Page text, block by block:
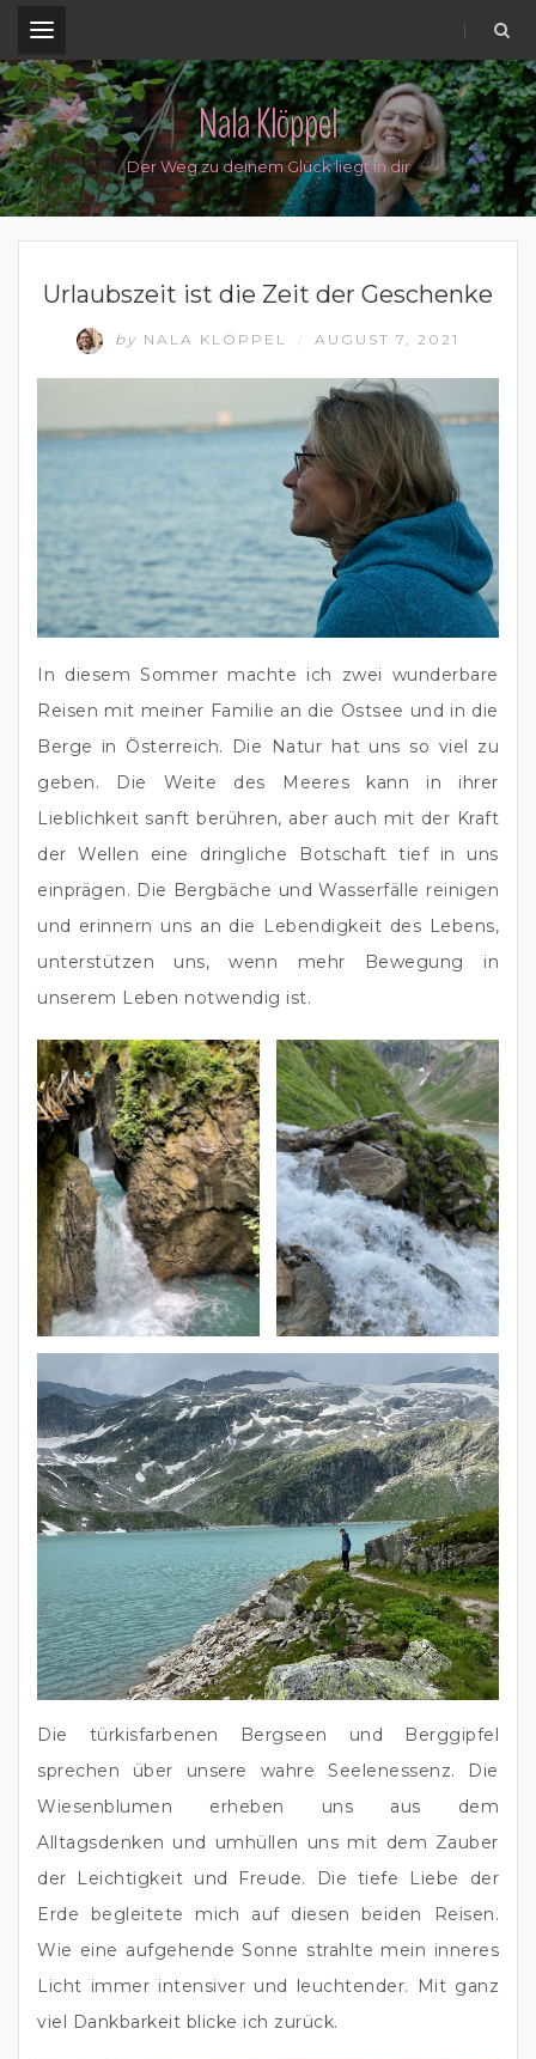
.
Nala Klöppel
Der Weg zu deinem Glück liegt in dir
LEBEN MIT DER NATUR
Urlaubszeit ist die Zeit der Geschenke
by NALA KLÖPPEL AUGUST 7, 2021
In diesem Sommer machte ich zwei wunderbare
Reisen mit meiner Familie an die Ostsee und in die
Berge in Österreich. Die Natur hat uns so viel zu
geben. Die Weite des Meeres kann in ihrer
Lieblichkeit sanft berühren, aber auch mit der Kraft
der Wellen eine dringliche Botschaft tief in uns
einprägen. Die Bergbäche und Wasserfälle reinigen
und erinnern uns an die Lebendigkeit des Lebens,
unterstützen uns, wenn mehr Bewegung in
unserem Leben notwendig ist.
Die türkisfarbenen Bergseen und Berggipfel
sprechen über unsere wahre Seelenessenz. Die
Wiesenblumen erheben uns aus dem
Alltagsdenken und umhüllen uns mit dem Zauber
der Leichtigkeit und Freude. Die tiefe Liebe der
Erde begleitete mich auf diesen beiden Reisen.
Wie eine aufgehende Sonne strahlte mein inneres
Licht immer intensiver und leuchtender. Mit ganz
viel Dankbarkeit blicke ich zurück.